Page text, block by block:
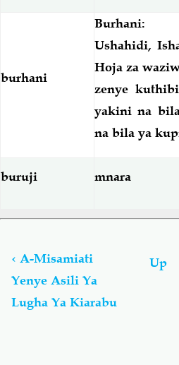
burhani
Burhani:
Ushahidi,
Hoja za
zenye
yakini na
na bila ya
buruji mnara
links
for
Misamiati
Yenye
‹ A-Misamiati
Yenye Asili Ya
Lugha Ya Kiarabu
Up